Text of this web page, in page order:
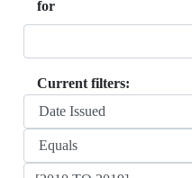
for
Current filters: